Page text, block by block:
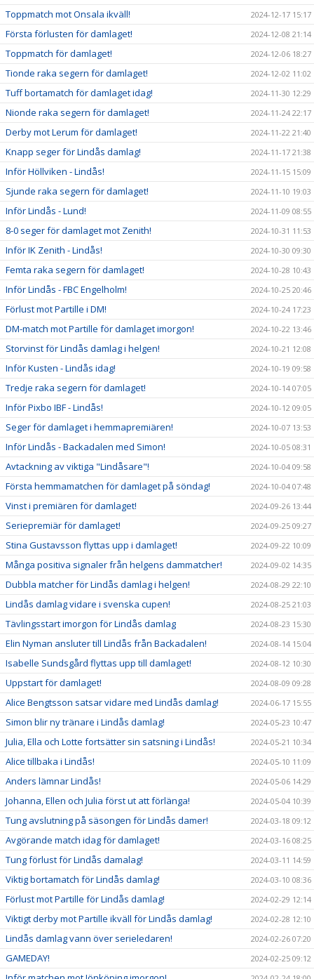
Toppmatch mot Onsala ikväll! 2024-12-17 15:17
Första förlusten för damlaget! 2024-12-08 21:14
Toppmatch för damlaget! 2024-12-06 18:27
Tionde raka segern för damlaget! 2024-12-02 11:02
Tuff bortamatch för damlaget idag! 2024-11-30 12:29
Nionde raka segern för damlaget! 2024-11-24 22:17
Derby mot Lerum för damlaget! 2024-11-22 21:40
Knapp seger för Lindås damlag! 2024-11-17 21:38
Inför Höllviken - Lindås! 2024-11-15 15:09
Sjunde raka segern för damlaget! 2024-11-10 19:03
Inför Lindås - Lund! 2024-11-09 08:55
8-0 seger för damlaget mot Zenith! 2024-10-31 11:53
Inför IK Zenith - Lindås! 2024-10-30 09:30
Femta raka segern för damlaget! 2024-10-28 10:43
Inför Lindås - FBC Engelholm! 2024-10-25 20:46
Förlust mot Partille i DM! 2024-10-24 17:23
DM-match mot Partille för damlaget imorgon! 2024-10-22 13:46
Storvinst för Lindås damlag i helgen! 2024-10-21 12:08
Inför Kusten - Lindås idag! 2024-10-19 09:58
Tredje raka segern för damlaget! 2024-10-14 07:05
Inför Pixbo IBF - Lindås! 2024-10-12 09:05
Seger för damlaget i hemmapremiären! 2024-10-07 13:53
Inför Lindås - Backadalen med Simon! 2024-10-05 08:31
Avtackning av viktiga "Lindåsare"! 2024-10-04 09:58
Första hemmamatchen för damlaget på söndag! 2024-10-04 07:48
Vinst i premiären för damlaget! 2024-09-26 13:44
Seriepremiär för damlaget! 2024-09-25 09:27
Stina Gustavsson flyttas upp i damlaget! 2024-09-22 10:09
Många positiva signaler från helgens dammatcher! 2024-09-02 14:35
Dubbla matcher för Lindås damlag i helgen! 2024-08-29 22:10
Lindås damlag vidare i svenska cupen! 2024-08-25 21:03
Tävlingsstart imorgon för Lindås damlag 2024-08-23 15:30
Elin Nyman ansluter till Lindås från Backadalen! 2024-08-14 15:04
Isabelle Sundsgård flyttas upp till damlaget! 2024-08-12 10:30
Uppstart för damlaget! 2024-08-09 09:28
Alice Bengtsson satsar vidare med Lindås damlag! 2024-06-17 15:55
Simon blir ny tränare i Lindås damlag! 2024-05-23 10:47
Julia, Ella och Lotte fortsätter sin satsning i Lindås! 2024-05-21 10:34
Alice tillbaka i Lindås! 2024-05-10 11:09
Anders lämnar Lindås! 2024-05-06 14:29
Johanna, Ellen och Julia först ut att förlänga! 2024-05-04 10:39
Tung avslutning på säsongen för Lindås damer! 2024-03-18 09:12
Avgörande match idag för damlaget! 2024-03-16 08:25
Tung förlust för Lindås damalag! 2024-03-11 14:59
Viktig bortamatch för Lindås damlag! 2024-03-10 08:36
Förlust mot Partille för Lindås damlag! 2024-02-29 12:14
Viktigt derby mot Partille ikväll för Lindås damlag! 2024-02-28 12:10
Lindås damlag vann över serieledaren! 2024-02-26 07:20
GAMEDAY! 2024-02-25 09:12